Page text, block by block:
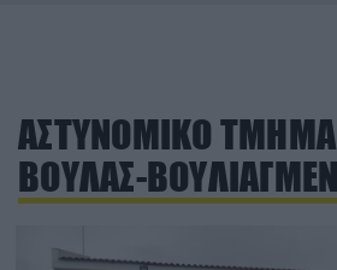
ΑΣΤΥΝΟΜΙΚΟ
ΒΟΥΛΑΣ-